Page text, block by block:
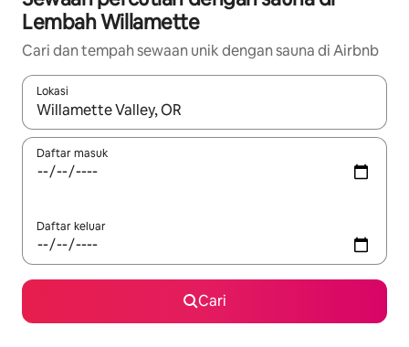
Lembah Willamette
Cari dan tempah sewaan unik dengan sauna di Airbnb
Lokasi
Apabila hasil tersedia, navigasi dengan kekunci anak panah
Daftar masuk
Daftar keluar
Cari